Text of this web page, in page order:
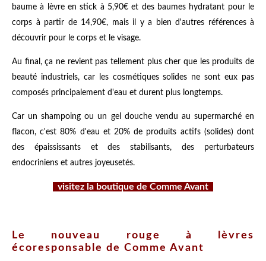
baume à lèvre en stick à 5,90€ et des baumes hydratant pour le
corps à partir de 14,90€, mais il y a bien d'autres références à
découvrir pour le corps et le visage.
Au final, ça ne revient pas tellement plus cher que les produits de
beauté industriels, car les cosmétiques solides ne sont eux pas
composés principalement d'eau et durent plus longtemps.
Car un shampoing ou un gel douche vendu au supermarché en
flacon, c'est 80% d'eau et 20% de produits actifs (solides) dont
des épaississants et des stabilisants, des perturbateurs
endocriniens et autres joyeusetés.
visitez la boutique de Comme Avant
Le nouveau rouge à lèvres
écoresponsable de Comme Avant